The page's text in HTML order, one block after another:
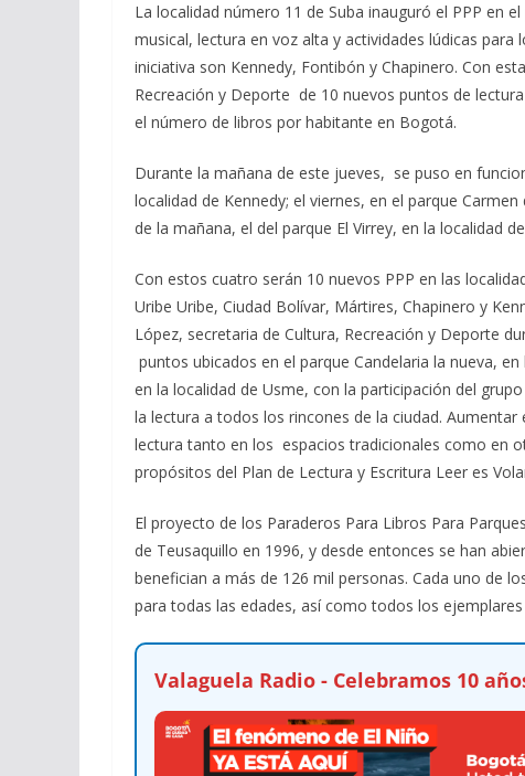
La localidad número 11 de Suba inauguró el PPP en
musical, lectura en voz alta y actividades lúdicas
iniciativa son Kennedy, Fontibón y Chapinero. Con
Recreación y Deporte de 10 nuevos puntos de
el número de libros por habitante en Bogotá.
Durante la mañana de este jueves, se puso en
localidad de Kennedy; el viernes, en el parque
de la mañana, el del parque El Virrey, en la localidad
Con estos cuatro serán 10 nuevos PPP en las
Uribe Uribe, Ciudad Bolívar, Mártires, Chapinero y
López, secretaria de Cultura, Recreación y Deporte
puntos ubicados en el parque Candelaria la nueva,
en la localidad de Usme, con la participación del
la lectura a todos los rincones de la ciudad.
lectura tanto en los espacios tradicionales como en
propósitos del Plan de Lectura y Escritura Leer es
El proyecto de los Paraderos Para Libros Para
de Teusaquillo en 1996, y desde entonces se han
benefician a más de 126 mil personas. Cada uno de
para todas las edades, así como todos los
Valaguela Radio - Celebramos 10